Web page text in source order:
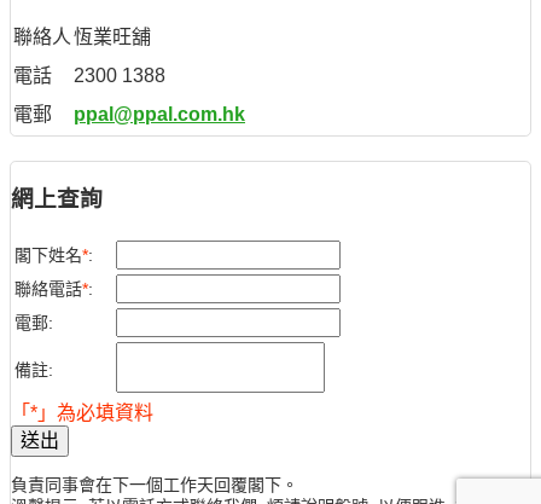
聯絡人 恆業旺舖
電話
2300 1388
電郵
ppal@ppal.com.hk
網上查詢
閣下姓名*:
聯絡電話*:
電郵:
備註:
「*」為必填資料
送出
負責同事會在下一個工作天回覆閣下。